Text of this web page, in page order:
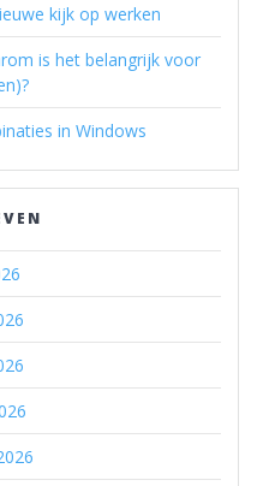
kijk op werken
is het belangrijk voor
in Windows